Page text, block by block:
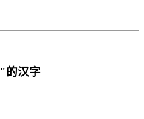
"的汉字